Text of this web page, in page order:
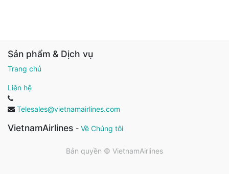
Sản phẩm & Dịch vụ
Trang chủ
Liên hệ
Telesales@vietnamairlines.com
VietnamAirlines - Về Chúng tôi
Bản quyền © VietnamAirlines